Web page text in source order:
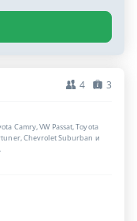
4 3
Camry, VW Passat, Toyota
Chevrolet Suburban и